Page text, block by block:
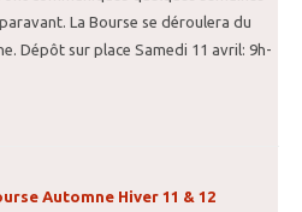
La Bourse se déroulera du
Dépôt sur place Samedi 11 avril: 9h-
Automne Hiver 11 & 12